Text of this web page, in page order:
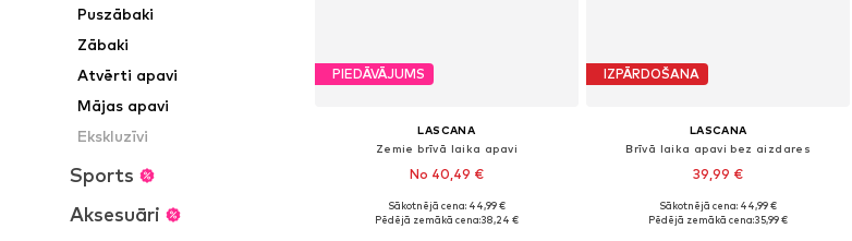
Puszābaki
Zābaki
Atvērti apavi
Mājas apavi
Ekskluzīvi
Sports
Aksesuāri
PIEDĀVĀJUMS
LASCANA
Zemie brīvā laika apavi
No 40,49 €
Pieejams daudzos izmēros
Sākotnējā cena: 44,99 €
Pēdējā zemākā cena:38,24 €
IZPĀRDOŠANA
LASCANA
Brīvā laika apavi bez aizdares
39,99 €
Pieejams daudzos izmēros
Sākotnējā cena: 44,99 €
Pēdējā zemākā cena:35,99 €